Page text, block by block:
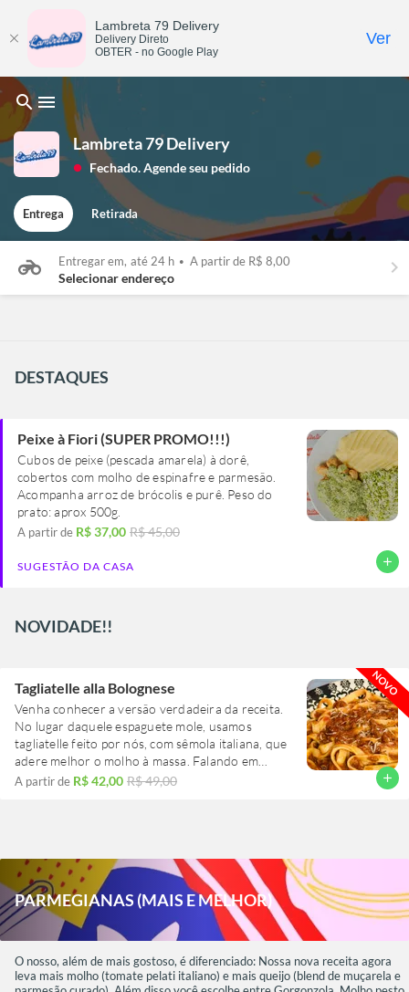
searchmenu
Lambreta 79 Delivery
lens Fechado. Agende seu pedido
Entrega Retirada
Entregar em, até 24 h • A partir de R$ 8,00
Selecionar endereço keyboard_arrow_right
DESTAQUES
Peixe à Fiori (SUPER PROMO!!!)
Cubos de peixe (pescada amarela) à dorê,
cobertos com molho de espinafre e parmesão.
Acompanha arroz de brócolis e purê. Peso do
prato: aprox 500g.
A partir de R$ 37,00 R$ 45,00
add
SUGESTÃO DA CASA
NOVIDADE!!
Tagliatelle alla Bolognese
Venha conhecer a versão verdadeira da receita.
No lugar daquele espaguete mole, usamos
tagliatelle feito por nós, com sêmola italiana, que
adere melhor o molho à massa. Falando em
molho: o nosso é preparado seguindo a receita
baixo por horas. Pra finalizar: parmesão curado
de alta qualidade, ralado na hora.
A partir de R$ 42,00 R$ 49,00
NOVO
add
PARMEGIANAS (MAIS E MELHOR)
O nosso, além de mais gostoso, é diferenciado: Nossa nova receita agora
leva mais molho (tomate pelati italiano) e mais queijo (blend de muçarela e
Lambreta 79 Delivery
Delivery Direto
OBTER - no Google Play
Ver